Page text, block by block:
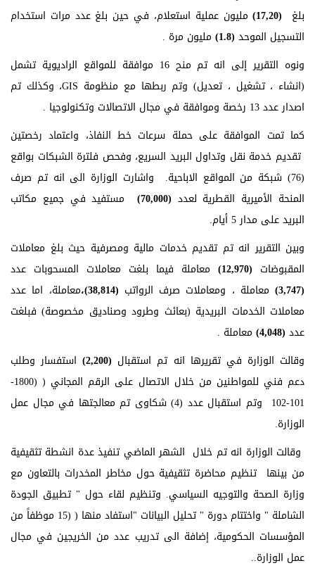
بلغ (
17,20
)مليون عملية استعلام، في حين بلغ عدد مرات استخدام
التسجيل الموحد (
1.8
)مليون مرة .
ونوه التقرير إلى انه تم منح 16 موافقة للمواقع الراديوية تشمل
(انشاء ، تشغيل ، تعديل) وتم ربطها مع منظومة GIS، وكذلك تم
اصدار عدد 13 رخصة وموافقة في مجال الاتصالات وتكنولوجيا .
كما تمت الموافقة على حملة سرعات خط النفاذ، واعتماد رخصتين
تقديم خدمة نقل وتداول البريد السريع، وفحص فلترة الشبكات بواقع
(76) شبكة من المواقع الاباحية. واشارت الوزارة الى انه تم صرف
المنحة الأميرية القطرية لعدد (
70,000
)
مستفيد في جميع مكاتب
البريد على مدار 5 أيام.
وبين التقرير انه تم تقديم خدمات مالية ومصرفية حيث بلغ معاملات
المقبوضات (
12,970
) معاملة فيما بلغت معاملات المسحوبات عدد
(
3,747
) معاملة ، ومعاملات صرف الرواتب (
38,814)،معاملة، اما عدد
معاملات الخدمات البريدية (بعائث وطرود وصناديق مخصوصة) فبلغت
عدد (
4,048
)معاملة .
وقالت الوزارة في تقريرها انه تم استقبال (
2,200
) استفسار وطلب
دعم فني للمواطنين من خلال الاتصال على الرقم المجاني ( (1800-
101-102 وتم استقبال عدد (4) شكاوى تم معالجتها في مجال عمل
الوزارة.
وقالت الوزارة انه تم خلال الشهر الماضي تنفيذ عدة انشطة تثقيفية
من بينها تنظيم محاضرة تثقيفية حول مخاطر المخدرات بالتعاون مع
وزارة الصحة والتوجيه السياسي. وتنظيم لقاء حول " تطبيق الجودة
الشاملة " واختتام دورة " تحليل البيانات "استفاد منها ( (15 موظفاً من
المؤسسات الحكومية، إضافة الى تدريب عدد من الخريجين في مجال
عمل الوزارة..